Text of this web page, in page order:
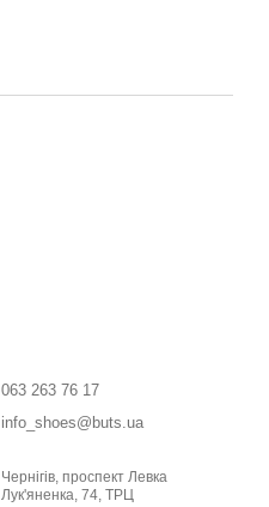
063 263 76 17
info_shoes@buts.ua
Чернігів, проспект Левка
Лук'яненка, 74, ТРЦ